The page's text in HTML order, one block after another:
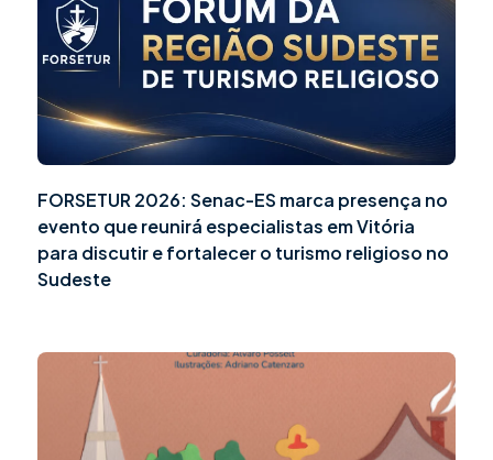
FORSETUR 2026: Senac-ES marca presença no
evento que reunirá especialistas em Vitória
para discutir e fortalecer o turismo religioso no
Sudeste